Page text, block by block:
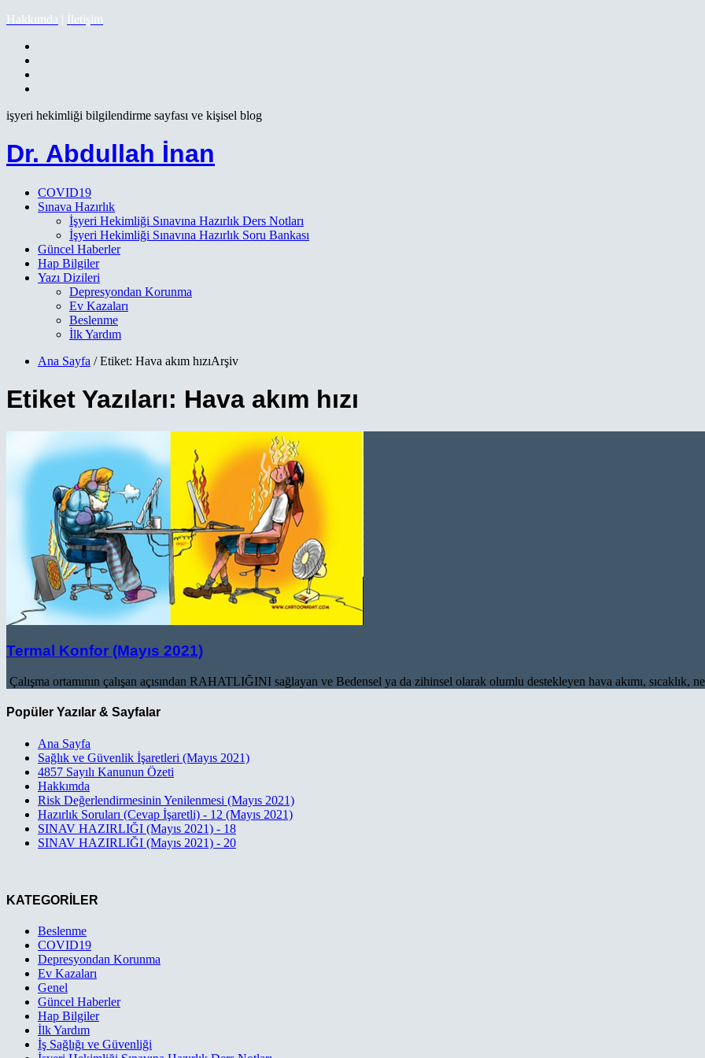
Hakkımda | İletişim
işyeri hekimliği bilgilendirme sayfası ve kişisel blog
Dr. Abdullah İnan
COVID19
Sınava Hazırlık
İşyeri Hekimliği Sınavına Hazırlık Ders Notları
İşyeri Hekimliği Sınavına Hazırlık Soru Bankası
Güncel Haberler
Hap Bilgiler
Yazı Dizileri
Depresyondan Korunma
Ev Kazaları
Beslenme
İlk Yardım
Ana Sayfa / Etiket: Hava akım hızıArşiv
Etiket Yazıları: Hava akım hızı
Termal Konfor (Mayıs 2021)
Çalışma ortamının çalışan açısından RAHATLIĞINI sağlayan ve Bedensel ya da zihinsel olarak olumlu destekleyen hava akımı, sıcaklık,
Popüler Yazılar & Sayfalar
Ana Sayfa
Sağlık ve Güvenlik İşaretleri (Mayıs 2021)
4857 Sayılı Kanunun Özeti
Hakkımda
Risk Değerlendirmesinin Yenilenmesi (Mayıs 2021)
Hazırlık Soruları (Cevap İşaretli) - 12 (Mayıs 2021)
SINAV HAZIRLIĞI (Mayıs 2021) - 18
SINAV HAZIRLIĞI (Mayıs 2021) - 20
KATEGORİLER
Beslenme
COVID19
Depresyondan Korunma
Ev Kazaları
Genel
Güncel Haberler
Hap Bilgiler
İlk Yardım
İş Sağlığı ve Güvenliği